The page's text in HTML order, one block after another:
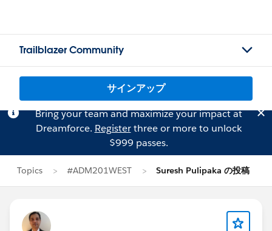
Trailblazer Community
サインアップ
Bring your team and maximize your impact at
Dreamforce. Registerthree or more to unlock
$999 passes.
Topics #ADM201WEST Suresh Pulipaka の投稿